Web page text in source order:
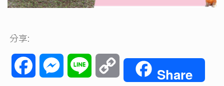
分享:
FacebookMessenger
Line
Copy
Share